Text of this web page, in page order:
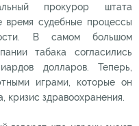
прокурор штата
время судебные процессы
В самом большом
табака согласились
долларов. Теперь,
играми, которые он
кризис здравоохранения.